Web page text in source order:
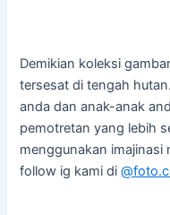
Demikian koleksi
tersesat di tengah
anda dan anak-anak
pemotretan yang lebih
menggunakan imajinasi
follow ig kami di